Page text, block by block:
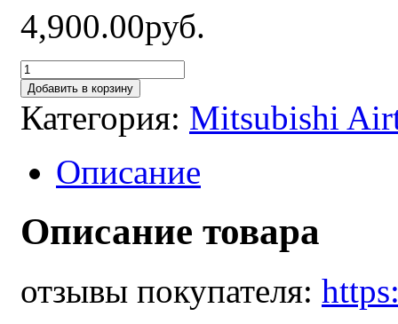
4,900.00руб.
Добавить в корзину
Категория: Mitsubishi
Описание
Описание товара
отзывы покупателя: